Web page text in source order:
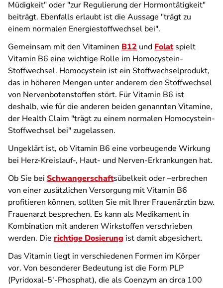
Müdigkeit" oder "zur Regulierung der Hormontätigkeit"
beiträgt. Ebenfalls erlaubt ist die Aussage "trägt zu
einem normalen Energiestoffwechsel bei".
Gemeinsam mit den Vitaminen B12 und Folatspielt
Vitamin B6 eine wichtige Rolle im Homocystein-
Stoffwechsel. Homocystein ist ein Stoffwechselprodukt,
das in höheren Mengen unter anderem den Stoffwechsel
von Nervenbotenstoffen stört. Für Vitamin B6 ist
deshalb, wie für die anderen beiden genannten Vitamine,
der Health Claim "trägt zu einem normalen Homocystein-
Stoffwechsel bei" zugelassen.
Ungeklärt ist, ob Vitamin B6 eine vorbeugende Wirkung
bei Herz-Kreislauf-, Haut- und Nerven-Erkrankungen hat.
Ob Sie bei Schwangerschaftsübelkeit oder –erbrechen
von einer zusätzlichen Versorgung mit Vitamin B6
profitieren können, sollten Sie mit Ihrer Frauenärztin bzw.
Frauenarzt besprechen. Es kann als Medikament in
Kombination mit anderen Wirkstoffen verschrieben
werden. Die richtige Dosierung ist damit abgesichert.
Das Vitamin liegt in verschiedenen Formen im Körper
vor. Von besonderer Bedeutung ist die Form PLP
(Pyridoxal-5′-Phosphat), die als Coenzym an circa 100